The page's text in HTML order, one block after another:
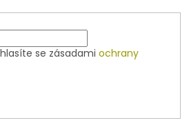
se zásadami ochrany